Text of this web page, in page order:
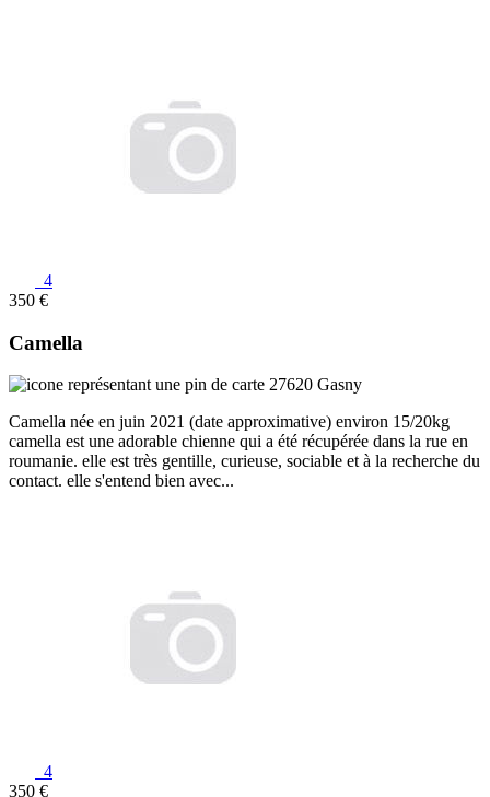
4
350 €
Camella
27620 Gasny
Camella née en juin 2021 (date approximative) environ 15/20kg
camella est une adorable chienne qui a été récupérée dans la rue en
roumanie. elle est très gentille, curieuse, sociable et à la recherche du
contact. elle s'entend bien avec...
4
350 €